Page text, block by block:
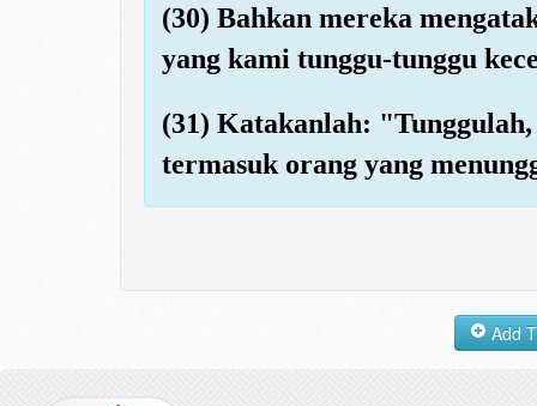
(30) Bahkan mereka
yang kami tunggu-tunggu
(31) Katakanlah: "Tunggulah,
termasuk orang yang